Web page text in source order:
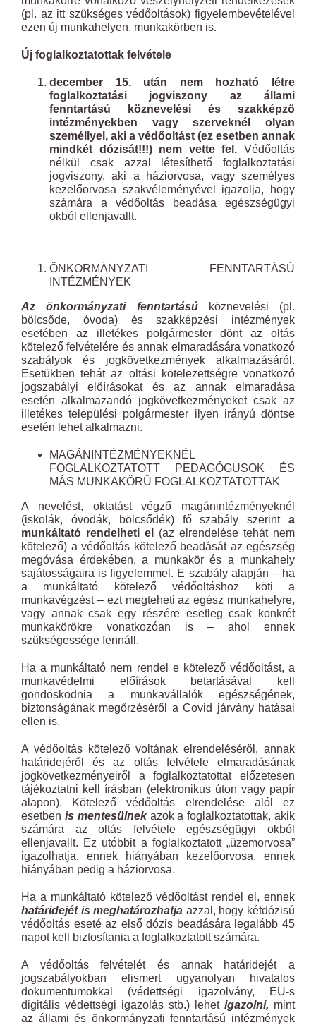
(pl. az itt szükséges védőoltások) figyelembevételével
ezen új munkahelyen, munkakörben is.
Új foglalkoztatottak felvétele
december 15. után nem hozható létre
foglalkoztatási jogviszony az állami
fenntartású köznevelési és szakképző
intézményekben vagy szerveknél olyan
személlyel, aki a védőoltást (ez esetben annak
mindkét dózisát!!!) nem vette fel. Védőoltás
nélkül csak azzal létesíthető foglalkoztatási
jogviszony, aki a háziorvosa, vagy személyes
kezelőorvosa szakvéleményével igazolja, hogy
számára a védőoltás beadása egészségügyi
okból ellenjavallt.
ÖNKORMÁNYZATI FENNTARTÁSÚ
INTÉZMÉNYEK
Az önkormányzati fenntartásúköznevelési (pl.
bölcsőde, óvoda) és szakképzési intézmények
esetében az illetékes polgármester dönt az oltás
kötelező felvételére és annak elmaradására vonatkozó
szabályok és jogkövetkezmények alkalmazásáról.
Esetükben tehát az oltási kötelezettségre vonatkozó
jogszabályi előírásokat és az annak elmaradása
esetén alkalmazandó jogkövetkezményeket csak az
illetékes települési polgármester ilyen irányú döntse
esetén lehet alkalmazni.
MAGÁNINTÉZMÉNYEKNÉL
FOGLALKOZTATOTT PEDAGÓGUSOK ÉS
MÁS MUNKAKÖRŰ FOGLALKOZTATOTTAK
A nevelést, oktatást végző magánintézményeknél
(iskolák, óvodák, bölcsődék) fő szabály szerint a
munkáltató rendelheti el
(az elrendelése tehát nem
kötelező) a védőoltás kötelező beadását az egészség
megóvása érdekében, a munkakör és a munkahely
sajátosságaira is figyelemmel. E szabály alapján – ha
a munkáltató kötelező védőoltáshoz köti a
munkavégzést – ezt megteheti az egész munkahelyre,
vagy annak csak egy részére esetleg csak konkrét
munkakörökre vonatkozóan is – ahol ennek
szükségessége fennáll.
Ha a munkáltató nem rendel e kötelező védőoltást, a
munkavédelmi előírások betartásával kell
gondoskodnia a munkavállalók egészségének,
biztonságának megőrzéséről a Covid járvány hatásai
ellen is.
A védőoltás kötelező voltának elrendeléséről, annak
határidejéről és az oltás felvétele elmaradásának
jogkövetkezményeiről a foglalkoztatottat előzetesen
tájékoztatni kell írásban (elektronikus úton vagy papír
alapon). Kötelező védőoltás elrendelése alól ez
esetben is mentesülnekazok a foglalkoztatottak, akik
számára az oltás felvétele egészségügyi okból
ellenjavallt. Ez utóbbit a foglalkoztatott „üzemorvosa”
igazolhatja, ennek hiányában kezelőorvosa, ennek
hiányában pedig a háziorvosa.
Ha a munkáltató kötelező védőoltást rendel el, ennek
határidejét is meghatározhatja azzal, hogy kétdózisú
védőoltás eseté az első dózis beadására legalább 45
napot kell biztosítania a foglalkoztatott számára.
A védőoltás felvételét és annak határidejét a
jogszabályokban elismert ugyanolyan hivatalos
dokumentumokkal (védettségi igazolvány, EU-s
digitális védettségi igazolás stb.) lehet igazolni, mint
az állami és önkormányzati fenntartású intézmények